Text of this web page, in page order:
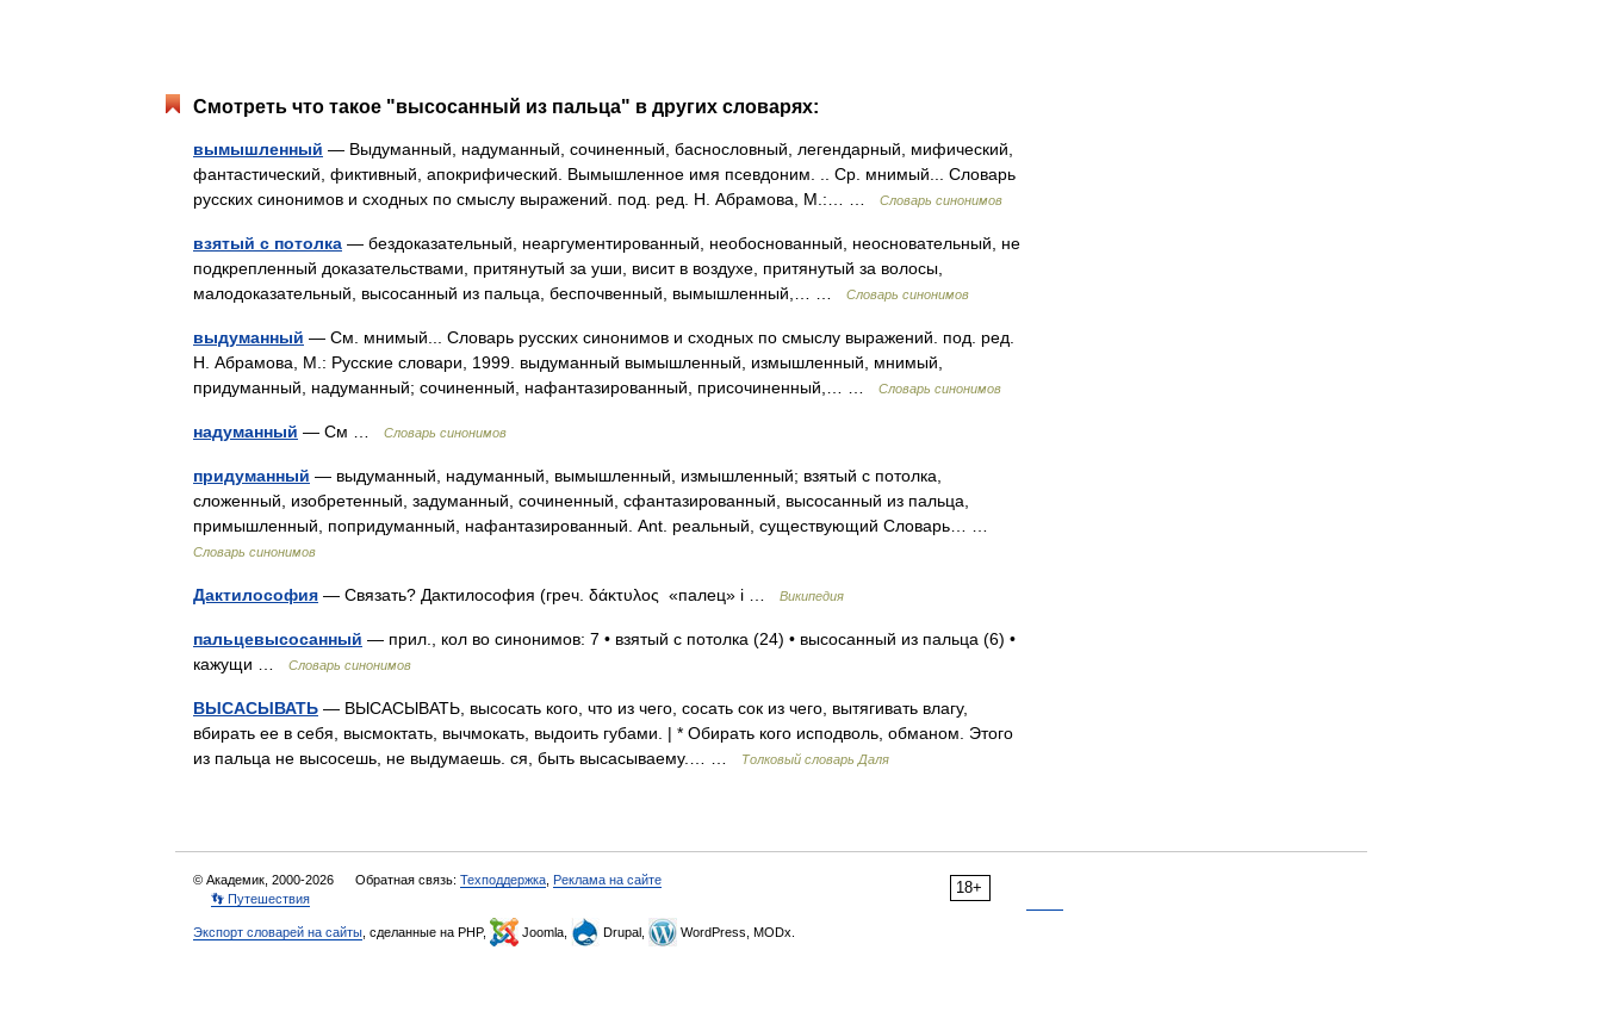
Смотреть что такое "высосанный из пальца" в других словарях:
вымышленный — Выдуманный, надуманный, сочиненный, баснословный, легендарный, мифический,
фантастический, фиктивный, апокрифический. Вымышленное имя псевдоним. .. Ср. мнимый... Словарь
русских синонимов и сходных по смыслу выражений. под. ред. Н. Абрамова, М.:… …
Словарь синонимов
взятый с потолка — бездоказательный, неаргументированный, необоснованный, неосновательный, не
подкрепленный доказательствами, притянутый за уши, висит в воздухе, притянутый за волосы,
малодоказательный, высосанный из пальца, беспочвенный, вымышленный,… …
Словарь синонимов
выдуманный — См. мнимый... Словарь русских синонимов и сходных по смыслу выражений. под. ред.
Н. Абрамова, М.: Русские словари, 1999. выдуманный вымышленный, измышленный, мнимый,
придуманный, надуманный; сочиненный, нафантазированный, присочиненный,… …
Словарь синонимов
надуманный — См … Словарь синонимов
придуманный — выдуманный, надуманный, вымышленный, измышленный; взятый с потолка,
сложенный, изобретенный, задуманный, сочиненный, сфантазированный, высосанный из пальца,
примышленный, попридуманный, нафантазированный. Ant. реальный, существующий Словарь… …
Словарь синонимов
Дактилософия — Связать? Дактилософия (греч. δάκτυλος «палец» і … Википедия
пальцевысосанный — прил., кол во синонимов: 7 • взятый с потолка (24) • высосанный из пальца (6) •
кажущи …
Словарь синонимов
ВЫСАСЫВАТЬ — ВЫСАСЫВАТЬ, высосать кого, что из чего, сосать сок из чего, вытягивать влагу,
вбирать ее в себя, высмоктать, вычмокать, выдоить губами. | * Обирать кого исподволь, обманом. Этого
из пальца не высосешь, не выдумаешь. ся, быть высасываему.… …
Толковый словарь Даля
18+
© Академик, 2000-2026 Обратная связь: Техподдержка Реклама на сайте
👣 Путешествия
Экспорт словарей на сайты , сделанные на PHP, Joomla, Drupal, WordPress, MODx.